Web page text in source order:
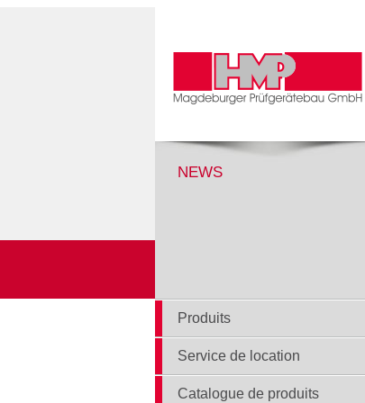
NEWS
Produits
Service de location
Catalogue de produits